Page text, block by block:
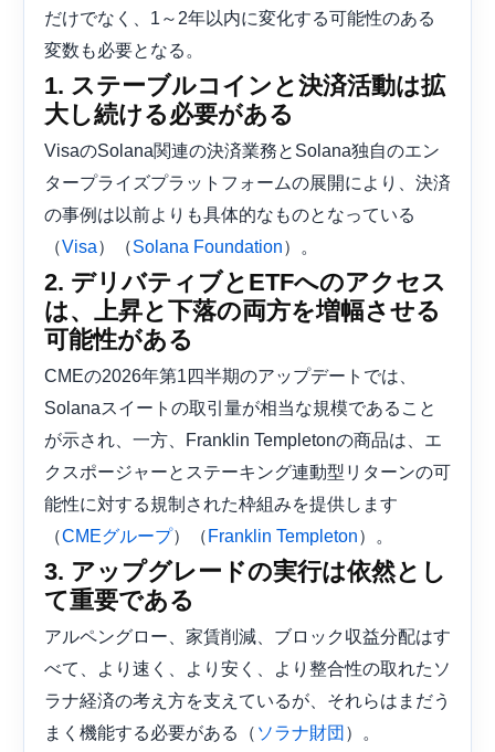
だけでなく、1～2年以内に変化する可能性のある
変数も必要となる。
1. ステーブルコインと決済活動は拡
大し続ける必要がある
VisaのSolana関連の決済業務とSolana独自のエン
タープライズプラットフォームの展開により、決済
の事例は以前よりも具体的なものとなっている
（Visa）（Solana Foundation）。
2. デリバティブとETFへのアクセス
は、上昇と下落の両方を増幅させる
可能性がある
CMEの2026年第1四半期のアップデートでは、
Solanaスイートの取引量が相当な規模であること
が示され、一方、Franklin Templetonの商品は、エ
クスポージャーとステーキング連動型リターンの可
能性に対する規制された枠組みを提供します
（CMEグループ）（ Franklin Templeton）。
3. アップグレードの実行は依然とし
て重要である
アルペングロー、家賃削減、ブロック収益分配はす
べて、より速く、より安く、より整合性の取れたソ
ラナ経済の考え方を支えているが、それらはまだう
まく機能する必要がある（ ソラナ財団 ）。